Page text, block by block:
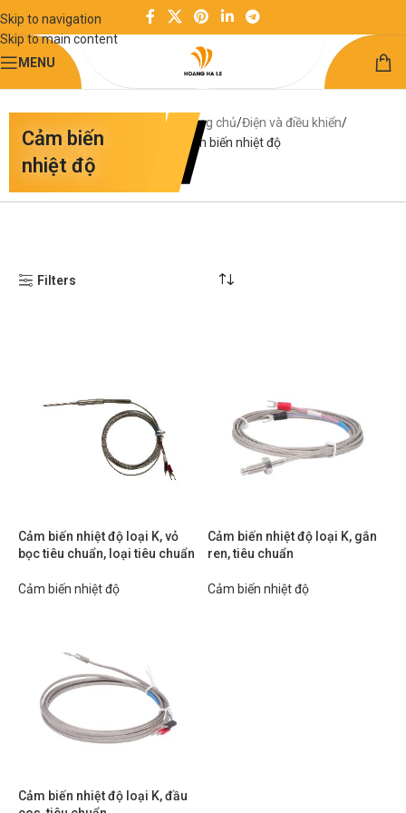
Skip to navigation
Skip to main content
MENU
Cảm biến
nhiệt độ
Trang chủ Điện và điều khiển
Cảm biến nhiệt độ
Filters
Cảm biến nhiệt độ loại K, vỏ
bọc tiêu chuẩn, loại tiêu chuẩn
Cảm biến nhiệt độ
Cảm biến nhiệt độ loại K, gắn
ren, tiêu chuẩn
Cảm biến nhiệt độ
Cảm biến nhiệt độ loại K, đầu